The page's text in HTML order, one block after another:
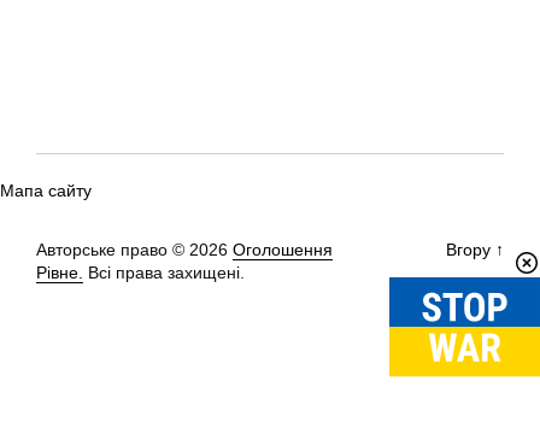
Мапа сайту
Авторське право © 2026 Оголошення
Рівне. Всі права захищені.
Вгору ↑